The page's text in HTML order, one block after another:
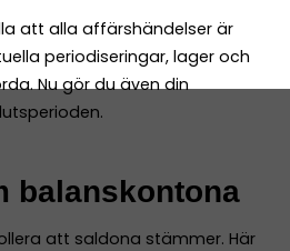
att alla affärshändelser är
periodiseringar, lager och
Nu gör du även din
balanskontona
att saldona stämmer. Här